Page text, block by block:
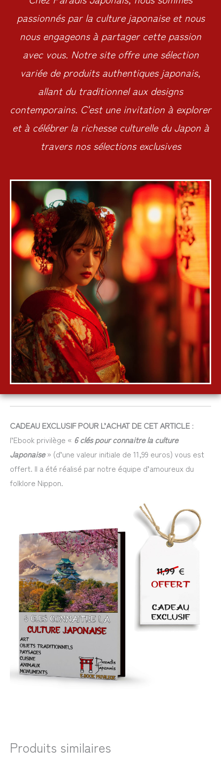
passionnés par la culture japonaise et nous
nous engageons à partager cette passion
avec vous. Notre site offre une sélection
variée de produits authentiques japonais,
allant du traditionnel aux designs
contemporains. C'est une invitation à explorer
et à célébrer la richesse culturelle du Japon à
travers nos sélections exclusives
CADEAU EXCLUSIF POUR L’ACHAT DE CET ARTICLE :
l’Ebook privilège « 6 clés pour connaitre la culture
Japonaise» (d’une valeur initiale de 11,99 euros) vous est
offert. Il a été réalisé par notre équipe d’amoureux du
folklore Nippon.
Produits similaires